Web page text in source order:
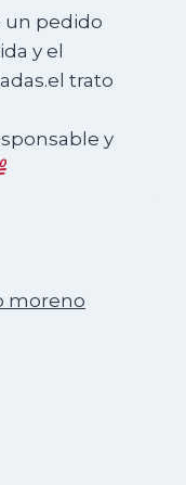
un pedido
y el
trato
y
moreno